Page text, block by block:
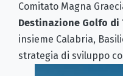
Comitato Magna
Destinazione Golfo di
insieme Calabria,
strategia di sviluppo